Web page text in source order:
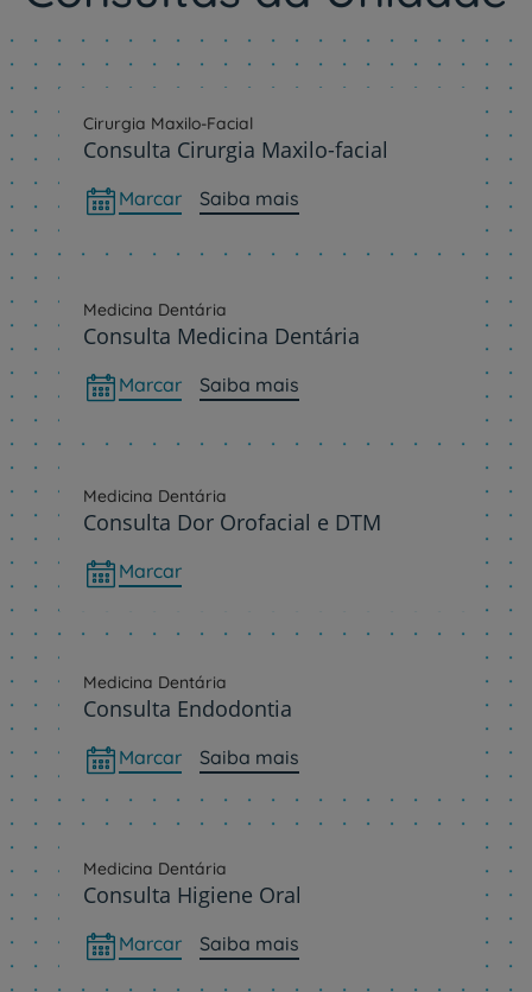
Cirurgia Maxilo-Facial
Consulta Cirurgia Maxilo-facial
Marcar Saiba mais
Medicina Dentária
Consulta Medicina Dentária
Marcar Saiba mais
Medicina Dentária
Consulta Dor Orofacial e DTM
Marcar
Medicina Dentária
Consulta Endodontia
Marcar Saiba mais
Medicina Dentária
Consulta Higiene Oral
Marcar Saiba mais